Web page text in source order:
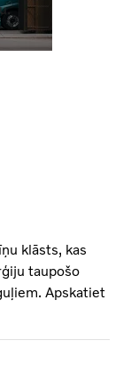
klāsts, kas
taupošo
Apskatiet